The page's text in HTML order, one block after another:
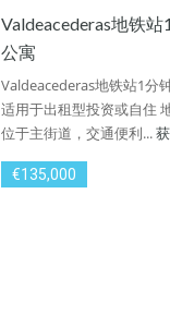
Valdeacederas地铁
公寓
Valdeacederas地铁站1分
适用于出租型投资或自住
位于主街道，交通便利...
€135,000